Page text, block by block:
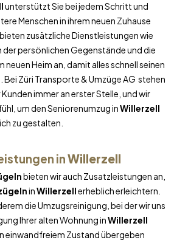
unterstützt Sie bei jedem Schritt und
Menschen in ihrem neuen Zuhause
zusätzliche Dienstleistungen wie
der persönlichen Gegenstände und die
neuen Heim an, damit alles schnell seinen
Züri Transporte & Umzüge AG stehen
immer an erster Stelle, und wir
um den Seniorenumzug inWillerzell
zu gestalten.
inWillerzell
bieten wir auch Zusatzleistungen an,
inWillerzellerheblich erleichtern.
die Umzugsreinigung, bei der wir uns
Ihrer alten Wohnung inWillerzell
einwandfreiem Zustand übergeben